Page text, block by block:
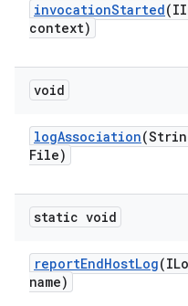
invocationStarted
context)
void
logAssociation
File)
static void
reportEndHostLog
name)